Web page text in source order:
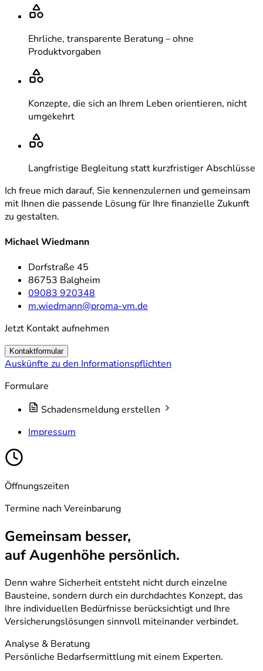
Ehrliche, transparente Beratung – ohne
Produktvorgaben
Konzepte, die sich an Ihrem Leben orientieren, nicht
umgekehrt
Langfristige Begleitung statt kurzfristiger Abschlüsse
Ich freue mich darauf, Sie kennenzulernen und gemeinsam
mit Ihnen die passende Lösung für Ihre finanzielle Zukunft
zu gestalten.
Michael Wiedmann
Dorfstraße 45
86753 Balgheim
09083 920348
m.wiedmann@proma-vm.de
Jetzt Kontakt aufnehmen
Kontaktformular
Auskünfte zu den Informationspflichten
Formulare
Schadensmeldung erstellen
Impressum
Öffnungszeiten
Termine nach Vereinbarung
Gemeinsam besser,
auf Augenhöhe persönlich.
Denn wahre Sicherheit entsteht nicht durch einzelne
Bausteine, sondern durch ein durchdachtes Konzept, das
Ihre individuellen Bedürfnisse berücksichtigt und Ihre
Versicherungslösungen sinnvoll miteinander verbindet.
Analyse & Beratung
Persönliche Bedarfsermittlung mit einem Experten.